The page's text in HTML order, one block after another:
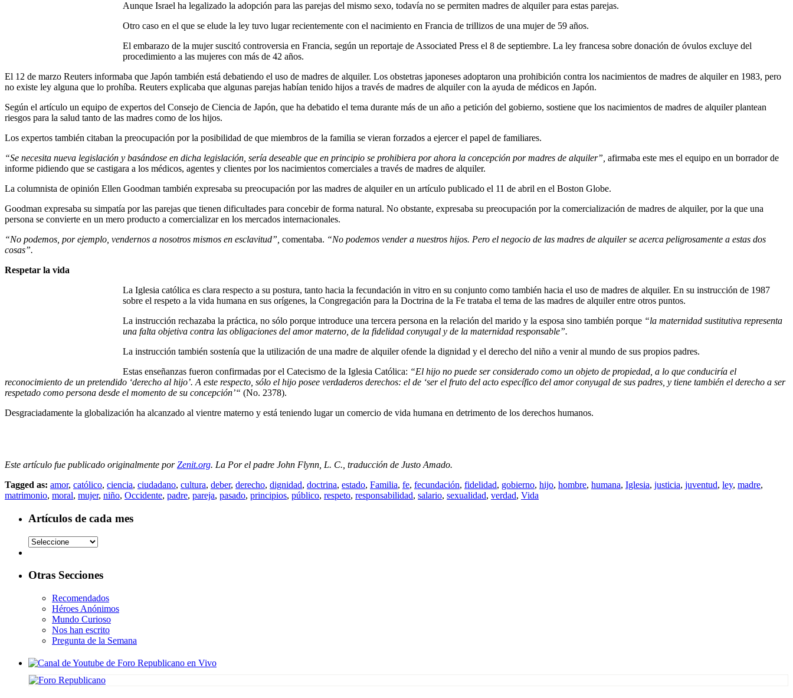
Aunque Israel ha legalizado la adopción para las parejas del mismo sexo, todavía no se permiten madres de alquiler para estas parejas.
Otro caso en el que se elude la ley tuvo lugar recientemente con el nacimiento en Francia de trillizos de una mujer de 59 años.
El embarazo de la mujer suscitó controversia en Francia, según un reportaje de Associated Press el 8 de septiembre. La ley francesa sobre donación de óvulos excluye del
procedimiento a las mujeres con más de 42 años.
El 12 de marzo Reuters informaba que Japón también está debatiendo el uso de madres de alquiler. Los obstetras japoneses adoptaron una prohibición contra los nacimientos de madres de alquiler en 1983, pero
no existe ley alguna que lo prohíba. Reuters explicaba que algunas parejas habían tenido hijos a través de madres de alquiler con la ayuda de médicos en Japón.
Según el artículo un equipo de expertos del Consejo de Ciencia de Japón, que ha debatido el tema durante más de un año a petición del gobierno, sostiene que los nacimientos de madres de alquiler plantean
riesgos para la salud tanto de las madres como de los hijos.
Los expertos también citaban la preocupación por la posibilidad de que miembros de la familia se vieran forzados a ejercer el papel de familiares.
“Se necesita nueva legislación y basándose en dicha legislación, sería deseable que en principio se prohibiera por ahora la concepción por madres de alquiler”, afirmaba este mes el equipo en un borrador de
informe pidiendo que se castigara a los médicos, agentes y clientes por los nacimientos comerciales a través de madres de alquiler.
La columnista de opinión Ellen Goodman también expresaba su preocupación por las madres de alquiler en un artículo publicado el 11 de abril en el Boston Globe.
Goodman expresaba su simpatía por las parejas que tienen dificultades para concebir de forma natural. No obstante, expresaba su preocupación por la comercialización de madres de alquiler, por la que una
persona se convierte en un mero producto a comercializar en los mercados internacionales.
“No podemos, por ejemplo, vendernos a nosotros mismos en esclavitud”, comentaba. “No podemos vender a nuestros hijos. Pero el negocio de las madres de alquiler se acerca peligrosamente a estas dos
cosas”.
Respetar la vida
La Iglesia católica es clara respecto a su postura, tanto hacia la fecundación in vitro en su conjunto como también hacia el uso de madres de alquiler. En su instrucción de 1987
sobre el respeto a la vida humana en sus orígenes, la Congregación para la Doctrina de la Fe trataba el tema de las madres de alquiler entre otros puntos.
La instrucción rechazaba la práctica, no sólo porque introduce una tercera persona en la relación del marido y la esposa sino también porque “la maternidad sustitutiva representa
una falta objetiva contra las obligaciones del amor materno, de la fidelidad conyugal y de la maternidad responsable”.
La instrucción también sostenía que la utilización de una madre de alquiler ofende la dignidad y el derecho del niño a venir al mundo de sus propios padres.
Estas enseñanzas fueron confirmadas por el Catecismo de la Iglesia Católica: “El hijo no puede ser considerado como un objeto de propiedad, a lo que conduciría el
reconocimiento de un pretendido ‘derecho al hijo’. A este respecto, sólo el hijo posee verdaderos derechos: el de ‘ser el fruto del acto específico del amor conyugal de sus padres, y tiene también el derecho a ser
respetado como persona desde el momento de su concepción’“ (No. 2378).
Desgraciadamente la globalización ha alcanzado al vientre materno y está teniendo lugar un comercio de vida humana en detrimento de los derechos humanos.
Este artículo fue publicado originalmente porZenit.org. La Por el padre John Flynn, L. C., traducción de Justo Amado.
Tagged as: amor, católico, ciencia, ciudadano, cultura, deber, derecho, dignidad, doctrina, estado, Familia, fe, fecundación, fidelidad, gobierno, hijo, hombre, humana, Iglesia, justicia, juventud, ley, madre,
matrimonio, moral, mujer, niño, Occidente, padre, pareja, pasado, principios, público, respeto, responsabilidad, salario, sexualidad, verdad, Vida
Artículos de cada mes
Otras Secciones
Recomendados
Héroes Anónimos
Mundo Curioso
Nos han escrito
Pregunta de la Semana